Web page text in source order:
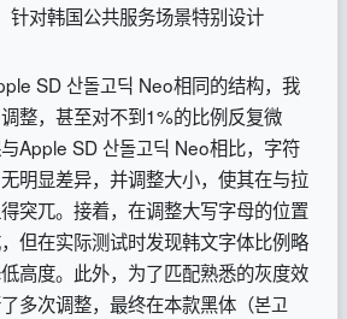
针对韩国公共服务场景特别设计
SD 산돌고딕 Neo相同的结构，我
整，甚至对不到1%的比例反复微
Apple SD 산돌고딕 Neo相比，字符
明显差异，并调整大小，使其在与拉
突兀。接着，在调整大写字母的位置
但在实际测试时发现韩文字体比例略
高度。此外，为了匹配熟悉的灰度效
多次调整，最终在本款黑体（본고